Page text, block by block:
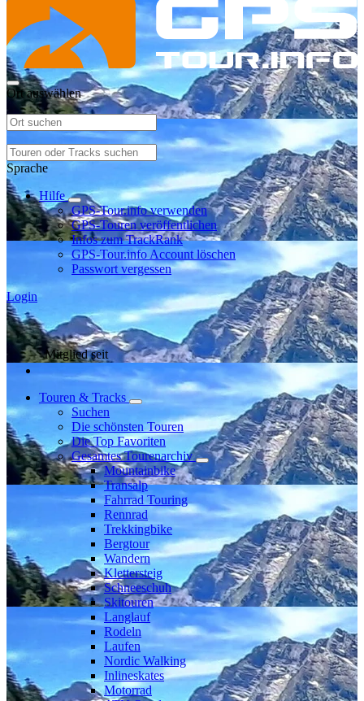
Ort auswählen
Sprache
Hilfe
GPS-Tour.info verwenden
GPS-Touren veröffentlichen
Infos zum TrackRank
GPS-Tour.info Account löschen
Passwort vergessen
Login
Mitglied seit
Touren & Tracks
Suchen
Die schönsten Touren
Die Top Favoriten
Gesamtes Tourenarchiv
Mountainbike
Transalp
Fahrrad Touring
Rennrad
Trekkingbike
Bergtour
Wandern
Klettersteig
Schneeschuh
Skitouren
Langlauf
Rodeln
Laufen
Nordic Walking
Inlineskates
Motorrad